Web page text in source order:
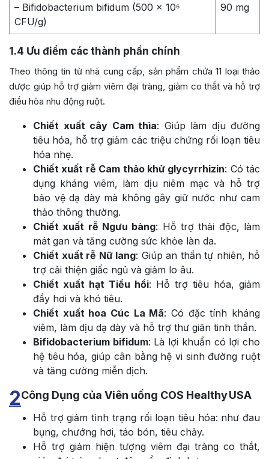
– Bifidobacterium bifidum (500 x 10⁶
CFU/g)
90 mg
1.4 Ưu điểm các thành phần chính
Theo thông tin từ nhà cung cấp, sản phẩm chứa 11 loại thảo
dược giúp hỗ trợ giảm viêm đại tràng, giảm co thắt và hỗ trợ
điều hòa nhu động ruột.
Chiết xuất cây Cam thìa: Giúp làm dịu đường
tiêu hóa, hỗ trợ giảm các triệu chứng rối loạn tiêu
hóa nhẹ.
Chiết xuất rễ Cam thảo khử glycyrrhizin: Có tác
dụng kháng viêm, làm dịu niêm mạc và hỗ trợ
bảo vệ dạ dày mà không gây giữ nước như cam
thảo thông thường.
Chiết xuất rễ Ngưu bàng: Hỗ trợ thải độc, làm
mát gan và tăng cường sức khỏe làn da.
Chiết xuất rễ Nữ lang: Giúp an thần tự nhiên, hỗ
trợ cải thiện giấc ngủ và giảm lo âu.
Chiết xuất hạt Tiểu hồi: Hỗ trợ tiêu hóa, giảm
đầy hơi và khó tiêu.
Chiết xuất hoa Cúc La Mã: Có đặc tính kháng
viêm, làm dịu dạ dày và hỗ trợ thư giãn tinh thần.
Bifidobacterium bifidum: Là lợi khuẩn có lợi cho
hệ tiêu hóa, giúp cân bằng hệ vi sinh đường ruột
và tăng cường miễn dịch.
2Công Dụng của Viên uống COS Healthy USA
Hỗ trợ giảm tình trạng rối loạn tiêu hóa: như đau
bụng, chướng hơi, táo bón, tiêu chảy.
Hỗ trợ giảm hiện tượng viêm đại tràng co thắt,